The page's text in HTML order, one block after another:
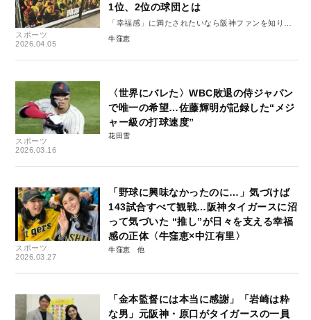
スポーツ
2026.04.05
1位、2位の球団とは
「幸福感」に満たされたいなら阪神ファンを知りま
しょう#6
牛窪恵
スポーツ
2026.03.16
〈世界にバレた〉WBC敗退の侍ジャパン
で唯一の希望…佐藤輝明が記録した“メジ
ャー級の打球速度”
花田雪
スポーツ
2026.03.27
「野球に興味なかったのに…」気づけば
143試合すべて観戦…阪神タイガースに沼
って気づいた “推し”が日々を支える幸福
感の正体〈牛窪恵×中江有里〉
牛窪恵
「金本監督には本当に感謝」「岩崎は粋
な男」元阪神・原口がタイガースの一員